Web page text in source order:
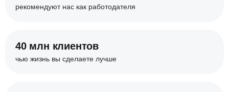
рекомендуют нас как работодателя
40 млн клиентов
чью жизнь вы сделаете лучше